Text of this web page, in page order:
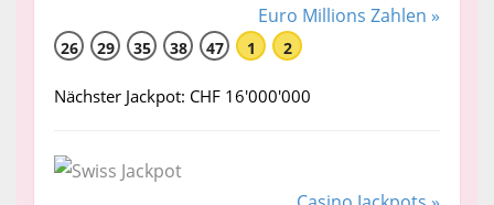
Euro Millions Zahlen »
26 29 35 38 47 1 2
Nächster Jackpot: CHF 16'000'000